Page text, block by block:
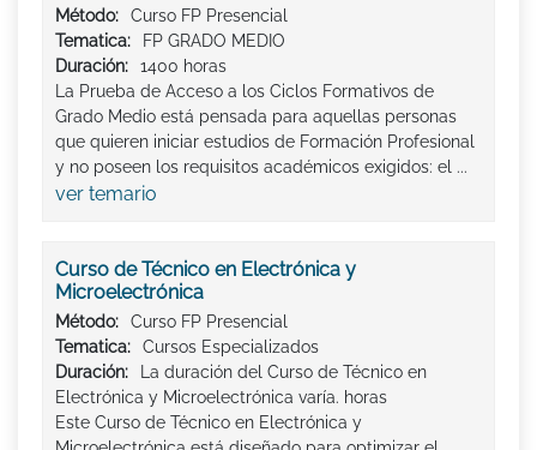
Método:
Curso FP Presencial
Tematica:
FP GRADO MEDIO
Duración:
1400 horas
La Prueba de Acceso a los Ciclos Formativos de
Grado Medio está pensada para aquellas personas
que quieren iniciar estudios de Formación Profesional
y no poseen los requisitos académicos exigidos: el ...
ver temario
Curso de Técnico en Electrónica y
Microelectrónica
Método:
Curso FP Presencial
Tematica:
Cursos Especializados
Duración:
La duración del Curso de Técnico en
Electrónica y Microelectrónica varía. horas
Este Curso de Técnico en Electrónica y